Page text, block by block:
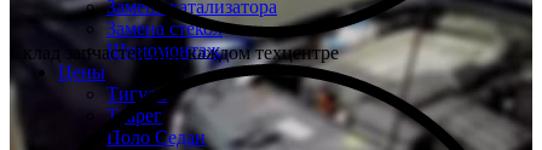
Замена катализатора
Замена стекол
Шиномонтаж
Цены
Тигуан
Туарег
Поло Седан
Склад запчастей при каждом техцентре